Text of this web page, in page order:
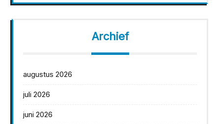
Archief
augustus 2026
juli 2026
juni 2026